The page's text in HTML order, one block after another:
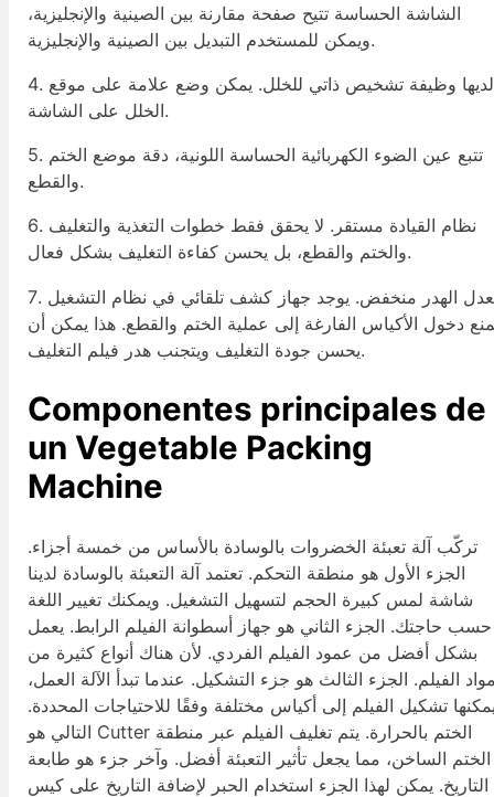
الشاشة الحساسة تتيح صفحة مقارنة بين الصينية والإنجليزية،
ويمكن للمستخدم التبديل بين الصينية والإنجليزية.
4. لديها وظيفة تشخيص ذاتي للخلل. يمكن وضع علامة على موقع
الخلل على الشاشة.
5. تتبع عين الضوء الكهربائية الحساسة اللونية، دقة موضع الختم
والقطع.
6. نظام القيادة مستقر. لا يحقق فقط خطوات التغذية والتغليف
والختم والقطع، بل يحسن كفاءة التغليف بشكل فعال.
7. معدل الهدر منخفض. يوجد جهاز كشف تلقائي في نظام التشغيل
دخول الأكياس الفارغة إلى عملية الختم والقطع. هذا يمكن أن
يحسن جودة التغليف ويتجنب هدر فيلم التغليف.
Componentes principales de
un Vegetable Packing
Machine
تركّب آلة تعبئة الخضروات بالوسادة بالأساس من خمسة أجزاء.
الجزء الأول هو منطقة التحكم. تعتمد آلة التعبئة بالوسادة لدينا
شاشة لمس كبيرة الحجم لتسهيل التشغيل. ويمكنك تغيير اللغة
حسب حاجتك. الجزء الثاني هو جهاز أسطوانة الفيلم الرابط. يعمل
بشكل أفضل من عمود الفيلم الفردي. لأن هناك أنواع كثيرة من
الفيلم. الجزء الثالث هو جزء التشكيل. عندما تبدأ الآلة العمل،
تشكيل الفيلم إلى أكياس مختلفة وفقًا للاحتياجات المحددة.
التالي هو Cutter الختم بالحرارة. يتم تغليف الفيلم عبر منطقة
الختم الساخن، مما يجعل تأثير التعبئة أفضل. وآخر جزء هو طابعة
التاريخ. يمكن لهذا الجزء استخدام الحبر لإضافة التاريخ على كيس